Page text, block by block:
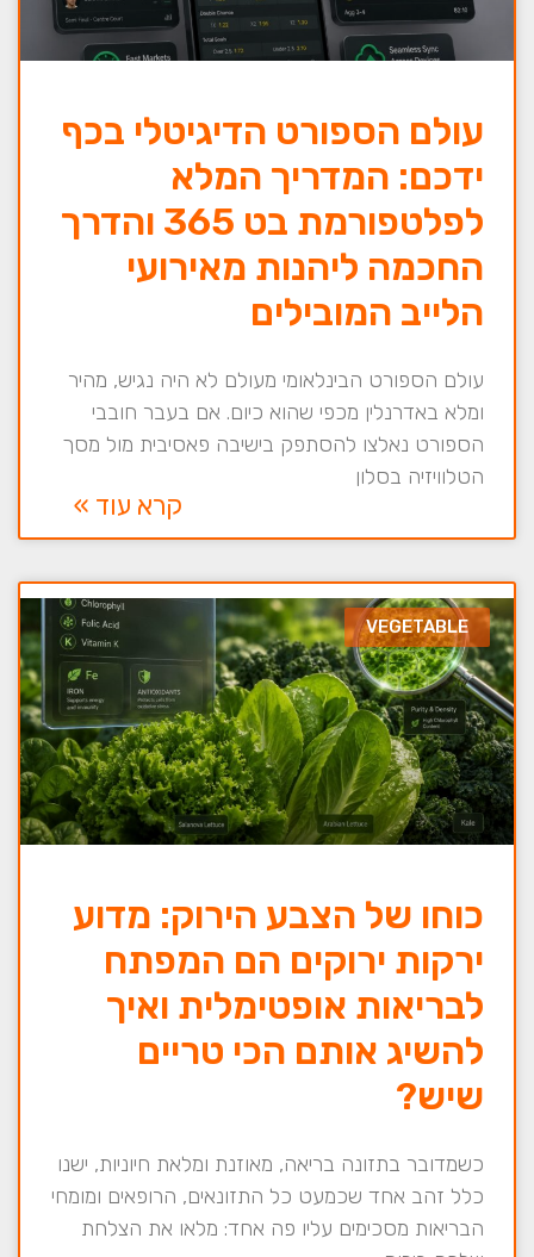
עולם הספורט הדיגיטלי בכף
ידכם: המדריך המלא
לפלטפורמת בט 365 והדרך
החכמה ליהנות מאירועי
הלייב המובילים
עולם הספורט הבינלאומי מעולם לא היה נגיש, מהיר
ומלא באדרנלין מכפי שהוא כיום. אם בעבר חובבי
הספורט נאלצו להסתפק בישיבה פאסיבית מול מסך
הטלוויזיה בסלון
קרא עוד »
VEGETABLE
כוחו של הצבע הירוק: מדוע
ירקות ירוקים הם המפתח
לבריאות אופטימלית ואיך
להשיג אותם הכי טריים
שיש?
כשמדובר בתזונה בריאה, מאוזנת ומלאת חיוניות, ישנו
כלל זהב אחד שכמעט כל התזונאים, הרופאים ומומחי
הבריאות מסכימים עליו פה אחד: מלאו את הצלחת